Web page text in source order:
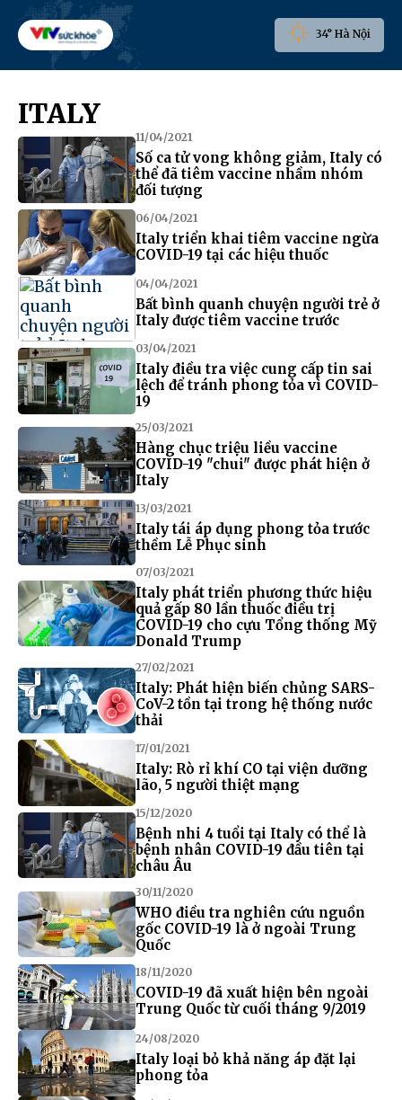
34° Hà Nội
ITALY
11/04/2021
Số ca tử vong không giảm, Italy có
thể đã tiêm vaccine nhầm nhóm
đối tượng
06/04/2021
Italy triển khai tiêm vaccine ngừa
COVID-19 tại các hiệu thuốc
04/04/2021
Bất bình quanh chuyện người trẻ ở
Italy được tiêm vaccine trước
03/04/2021
Italy điều tra việc cung cấp tin sai
lệch để tránh phong tỏa vì COVID-
19
25/03/2021
Hàng chục triệu liều vaccine
COVID-19 "chui" được phát hiện ở
Italy
13/03/2021
Italy tái áp dụng phong tỏa trước
thềm Lễ Phục sinh
07/03/2021
Italy phát triển phương thức hiệu
quả gấp 80 lần thuốc điều trị
COVID-19 cho cựu Tổng thống Mỹ
Donald Trump
27/02/2021
Italy: Phát hiện biến chủng SARS-
CoV-2 tồn tại trong hệ thống nước
thải
17/01/2021
Italy: Rò rỉ khí CO tại viện dưỡng
lão, 5 người thiệt mạng
15/12/2020
Bệnh nhi 4 tuổi tại Italy có thể là
bệnh nhân COVID-19 đầu tiên tại
châu Âu
30/11/2020
WHO điều tra nghiên cứu nguồn
gốc COVID-19 là ở ngoài Trung
Quốc
18/11/2020
COVID-19 đã xuất hiện bên ngoài
Trung Quốc từ cuối tháng 9/2019
24/08/2020
Italy loại bỏ khả năng áp đặt lại
phong tỏa